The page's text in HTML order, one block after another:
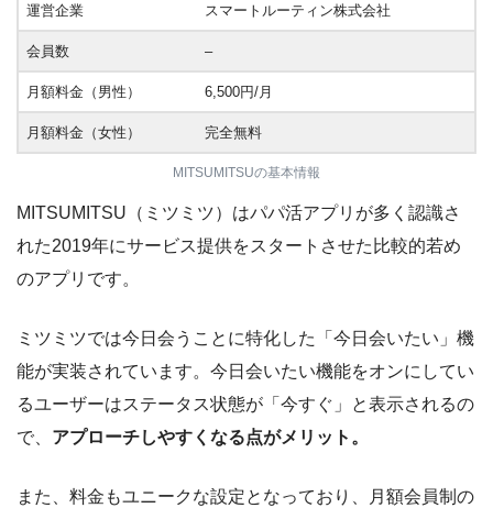
運営企業 スマートルーティン株式会社
会員数 –
月額料金（男性） 6,500円/月
月額料金（女性） 完全無料
MITSUMITSUの基本情報
MITSUMITSU（ミツミツ）はパパ活アプリが多く認識さ
れた2019年にサービス提供をスタートさせた比較的若め
のアプリです。
ミツミツでは今日会うことに特化した「今日会いたい」機
能が実装されています。今日会いたい機能をオンにしてい
るユーザーはステータス状態が「今すぐ」と表示されるの
で、 アプローチしやすくなる点がメリット。
また、料金もユニークな設定となっており、月額会員制の